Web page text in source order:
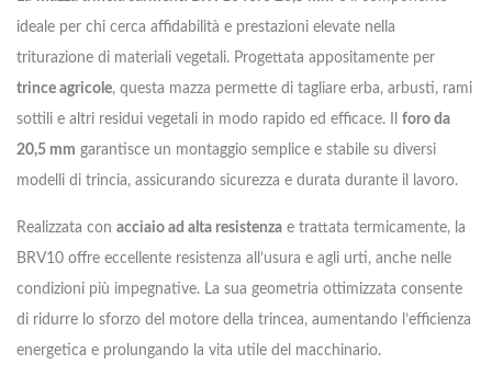
ideale per chi cerca affidabilità e prestazioni elevate nella
triturazione di materiali vegetali. Progettata appositamente per
trince agricole, questa mazza permette di tagliare erba, arbusti, rami
sottili e altri residui vegetali in modo rapido ed efficace. Il foro da
20,5 mm garantisce un montaggio semplice e stabile su diversi
modelli di trincia, assicurando sicurezza e durata durante il lavoro.
Realizzata con acciaio ad alta resistenza e trattata termicamente, la
BRV10 offre eccellente resistenza all’usura e agli urti, anche nelle
condizioni più impegnative. La sua geometria ottimizzata consente
di ridurre lo sforzo del motore della trincea, aumentando l’efficienza
energetica e prolungando la vita utile del macchinario.